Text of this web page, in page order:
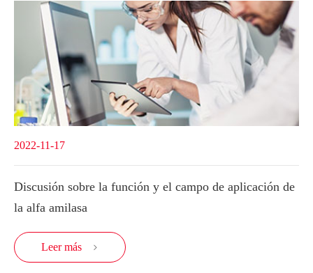
2022-11-17
Discusión sobre la función y el campo de aplicación de
la alfa amilasa
Leer más 